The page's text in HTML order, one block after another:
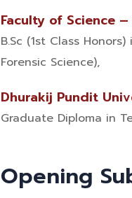
Faculty of Science
B.Sc (1st Class
Forensic Science),
Dhurakij Pundit
Graduate Diploma in
Opening